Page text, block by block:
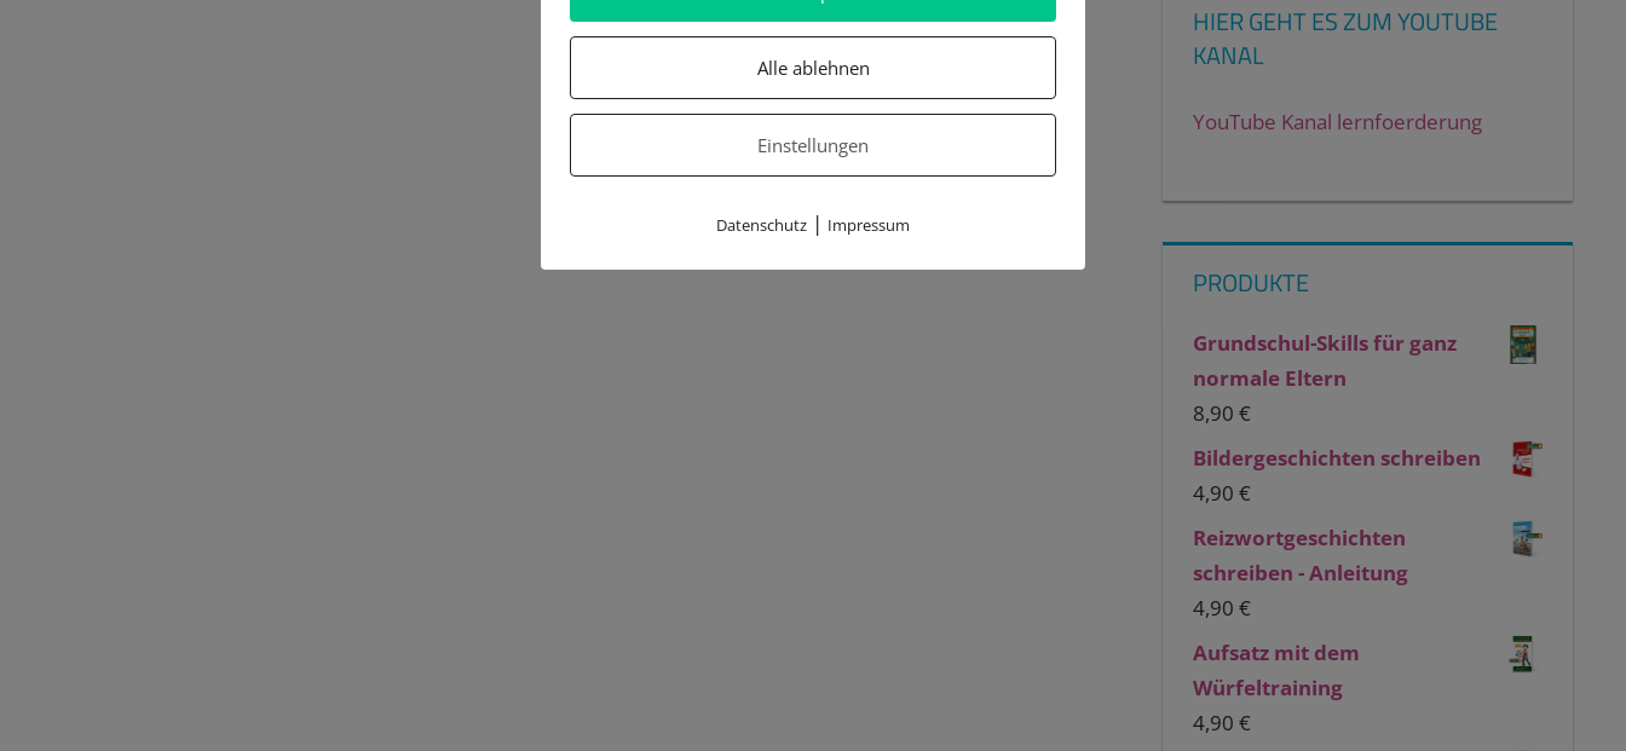
HIER GEHT ES ZUM YOUTUBE
KANAL
YouTube Kanal lernfoerderung
PRODUKTE
Grundschul-Skills für ganz
normale Eltern
8,90€
Bildergeschichten schreiben
4,90€
Reizwortgeschichten
schreiben - Anleitung
4,90€
Aufsatz mit dem
Würfeltraining
4,90€
Alle ablehnen
Einstellungen
Datenschutz | Impressum